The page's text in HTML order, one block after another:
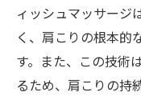
ィッシュマッサージ
く、肩こりの根本的
す。また、この技術
るため、肩こりの持